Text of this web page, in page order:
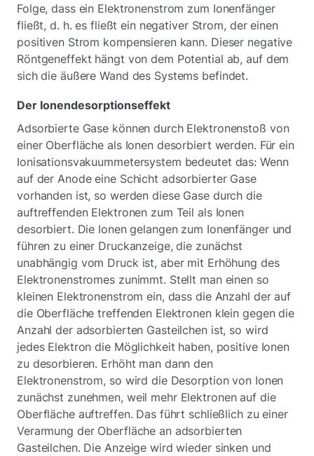
Folge, dass ein Elektronenstrom zum Ionenfänger
fließt, d. h. es fließt ein negativer Strom, der einen
positiven Strom kompensieren kann. Dieser negative
Röntgeneffekt hängt von dem Potential ab, auf dem
sich die äußere Wand des Systems befindet.
Der Ionendesorptionseffekt
Adsorbierte Gase können durch Elektronenstoß von
einer Oberfläche als Ionen desorbiert werden. Für ein
Ionisationsvakuummetersystem bedeutet das: Wenn
auf der Anode eine Schicht adsorbierter Gase
vorhanden ist, so werden diese Gase durch die
auftreffenden Elektronen zum Teil als Ionen
desorbiert. Die Ionen gelangen zum Ionenfänger und
führen zu einer Druckanzeige, die zunächst
unabhängig vom Druck ist, aber mit Erhöhung des
Elektronenstromes zunimmt. Stellt man einen so
kleinen Elektronenstrom ein, dass die Anzahl der auf
die Oberfläche treffenden Elektronen klein gegen die
Anzahl der adsorbierten Gasteilchen ist, so wird
jedes Elektron die Möglichkeit haben, positive Ionen
zu desorbieren. Erhöht man dann den
Elektronenstrom, so wird die Desorption von Ionen
zunächst zunehmen, weil mehr Elektronen auf die
Oberfläche auftreffen. Das führt schließlich zu einer
Verarmung der Oberfläche an adsorbierten
Gasteilchen. Die Anzeige wird wieder sinken und